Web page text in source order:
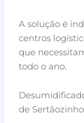
A solução é
centros
que
todo o ano.
de Sertãozinho